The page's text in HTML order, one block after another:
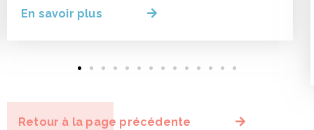
En savoir plus
Retour à la page précédente